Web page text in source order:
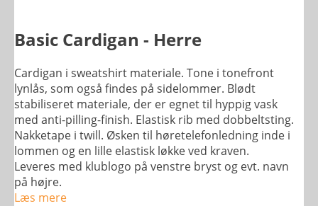
Basic Cardigan - Herre
Cardigan i sweatshirt materiale. Tone i tonefront
lynlås, som også findes på sidelommer. Blødt
stabiliseret materiale, der er egnet til hyppig vask
med anti-pilling-finish. Elastisk rib med dobbeltsting.
Nakketape i twill. Øsken til høretelefonledning inde i
lommen og en lille elastisk løkke ved kraven.
Leveres med klublogo på venstre bryst og evt. navn
på højre.
Læs mere